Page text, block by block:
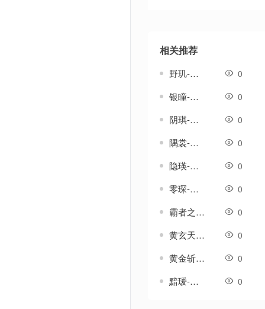
相关推荐
野玑-传奇武器素材 0
银瞳-传奇武器素材 0
阴琪-传奇武器素材 0
隅裳-传奇武器素材 0
隐瑛-传奇武器素材 0
零琛-传奇武器素材 0
霸者之刃-传奇武器素材 0
黄玄天-传奇武器素材 0
黄金斩-传奇武器素材 0
黯瑗-传奇武器素材 0